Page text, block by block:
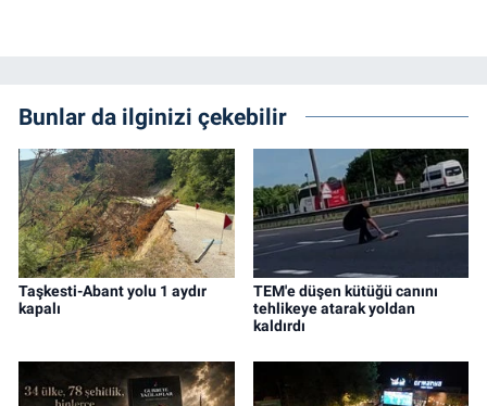
Bunlar da ilginizi çekebilir
Taşkesti-Abant yolu 1 aydır
kapalı
TEM'e düşen kütüğü canını
tehlikeye atarak yoldan
kaldırdı